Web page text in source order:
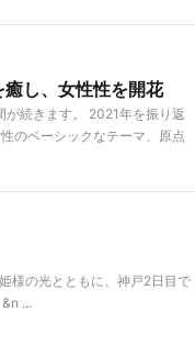
癒し、女性性を開花
続きます。 2021年を振り返
のベーシックなテーマ、原点
様の光とともに、神戸2日目で
...